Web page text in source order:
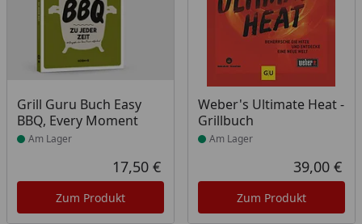
Grill Guru Buch Easy
BBQ, Every Moment
Produkt am Lager
Am Lager
Aktueller Preis
17,50 €
Zum Produkt
Weber's Ultimate Heat -
Grillbuch
Produkt am Lager
Am Lager
39,00 €
Zum Produkt